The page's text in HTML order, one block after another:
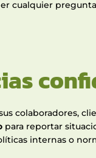
cualquier
colaboradores,
para reportar
internas o